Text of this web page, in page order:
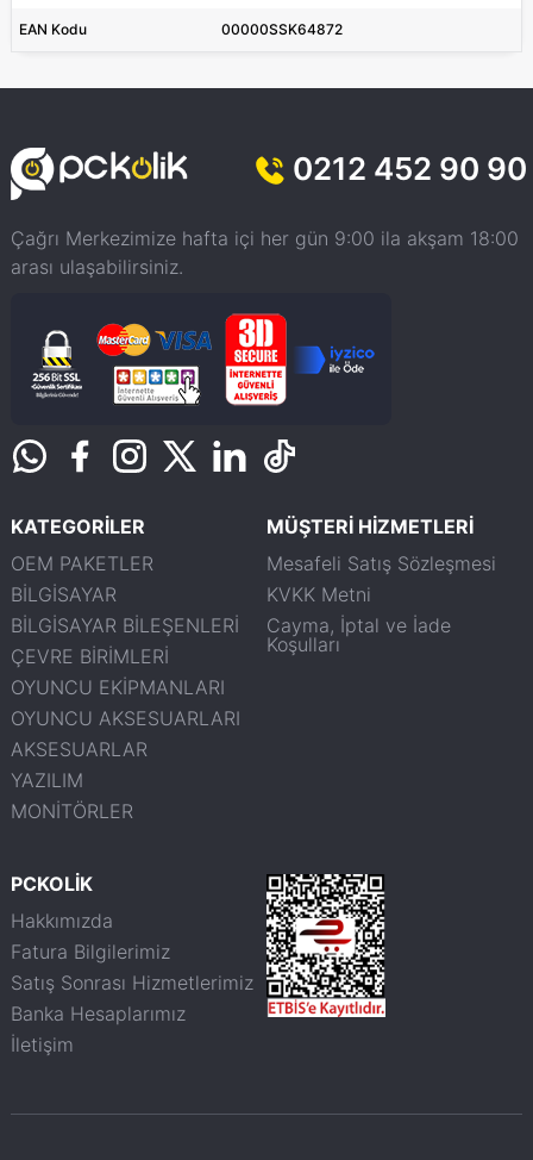
EAN Kodu 00000SSK64872
0212 452 90 90
Çağrı Merkezimize hafta içi her gün 9:00 ila akşam 18:00
arası ulaşabilirsiniz.
KATEGORİLER
OEM PAKETLER
BİLGİSAYAR
BİLGİSAYAR BİLEŞENLERİ
ÇEVRE BİRİMLERİ
OYUNCU EKİPMANLARI
OYUNCU AKSESUARLARI
AKSESUARLAR
YAZILIM
MONİTÖRLER
MÜŞTERİ HİZMETLERİ
Mesafeli Satış Sözleşmesi
KVKK Metni
Cayma, İptal ve İade
Koşulları
PCKOLİK
Hakkımızda
Fatura Bilgilerimiz
Satış Sonrası Hizmetlerimiz
Banka Hesaplarımız
İletişim